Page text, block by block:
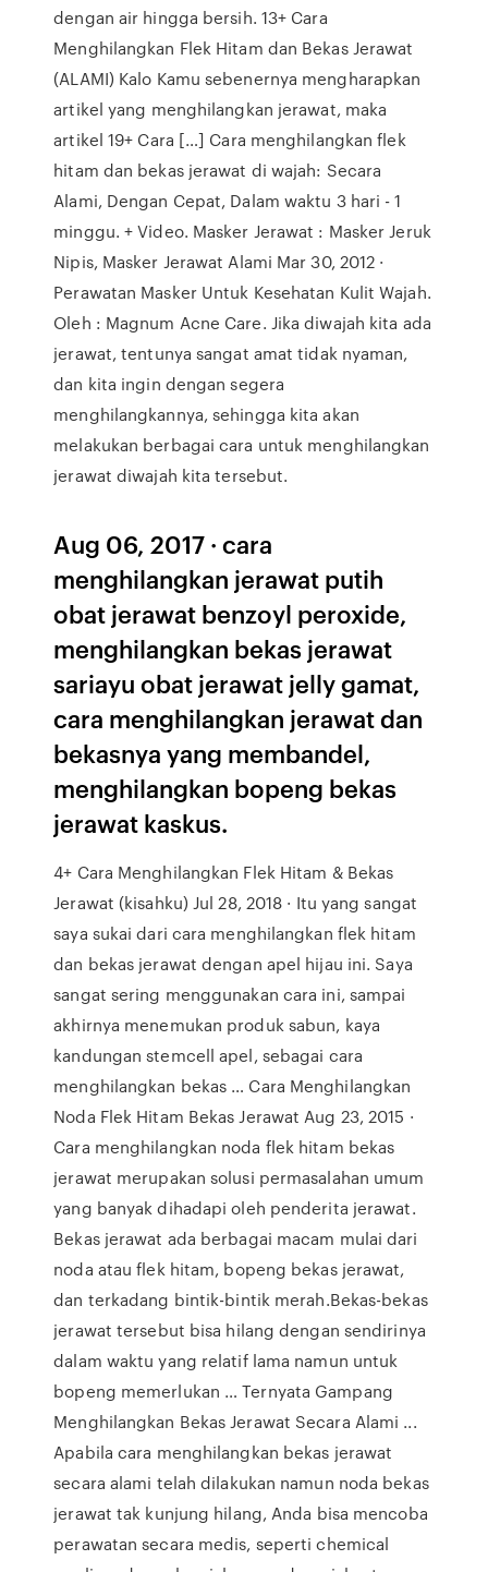
dengan air hingga bersih. 13+ Cara
Menghilangkan Flek Hitam dan Bekas Jerawat
(ALAMI) Kalo Kamu sebenernya mengharapkan
artikel yang menghilangkan jerawat, maka
artikel 19+ Cara […] Cara menghilangkan flek
hitam dan bekas jerawat di wajah: Secara
Alami, Dengan Cepat, Dalam waktu 3 hari - 1
minggu. + Video. Masker Jerawat : Masker Jeruk
Nipis, Masker Jerawat Alami Mar 30, 2012 ·
Perawatan Masker Untuk Kesehatan Kulit Wajah.
Oleh : Magnum Acne Care. Jika diwajah kita ada
jerawat, tentunya sangat amat tidak nyaman,
dan kita ingin dengan segera
menghilangkannya, sehingga kita akan
melakukan berbagai cara untuk menghilangkan
jerawat diwajah kita tersebut.
Aug 06, 2017 · cara
menghilangkan jerawat putih
obat jerawat benzoyl peroxide,
menghilangkan bekas jerawat
sariayu obat jerawat jelly gamat,
cara menghilangkan jerawat dan
bekasnya yang membandel,
menghilangkan bopeng bekas
jerawat kaskus.
4+ Cara Menghilangkan Flek Hitam & Bekas
Jerawat (kisahku) Jul 28, 2018 · Itu yang sangat
saya sukai dari cara menghilangkan flek hitam
dan bekas jerawat dengan apel hijau ini. Saya
sangat sering menggunakan cara ini, sampai
akhirnya menemukan produk sabun, kaya
kandungan stemcell apel, sebagai cara
menghilangkan bekas … Cara Menghilangkan
Noda Flek Hitam Bekas Jerawat Aug 23, 2015 ·
Cara menghilangkan noda flek hitam bekas
jerawat merupakan solusi permasalahan umum
yang banyak dihadapi oleh penderita jerawat.
Bekas jerawat ada berbagai macam mulai dari
noda atau flek hitam, bopeng bekas jerawat,
dan terkadang bintik-bintik merah.Bekas-bekas
jerawat tersebut bisa hilang dengan sendirinya
dalam waktu yang relatif lama namun untuk
bopeng memerlukan … Ternyata Gampang
Menghilangkan Bekas Jerawat Secara Alami ...
Apabila cara menghilangkan bekas jerawat
secara alami telah dilakukan namun noda bekas
jerawat tak kunjung hilang, Anda bisa mencoba
perawatan secara medis, seperti chemical